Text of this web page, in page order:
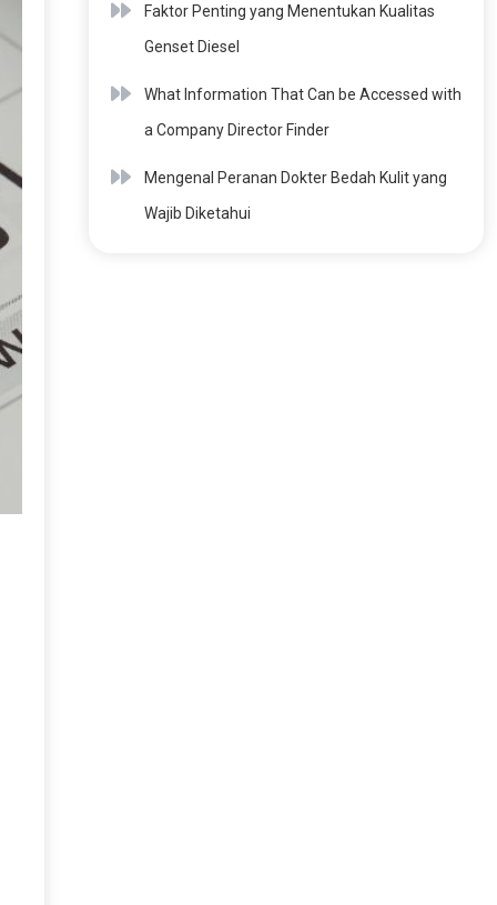
Faktor Penting yang Menentukan Kualitas
Genset Diesel
What Information That Can be Accessed with
a Company Director Finder
Mengenal Peranan Dokter Bedah Kulit yang
Wajib Diketahui